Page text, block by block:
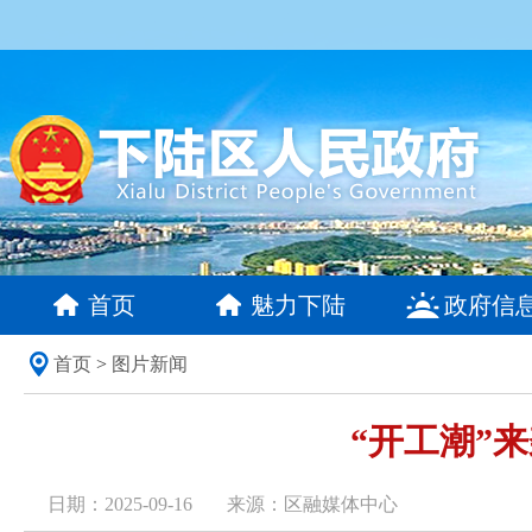
首页 魅力下陆 政府信
首页 > 图片新闻
“开工潮”
日期：2025-09-16 来源：区融媒体中心